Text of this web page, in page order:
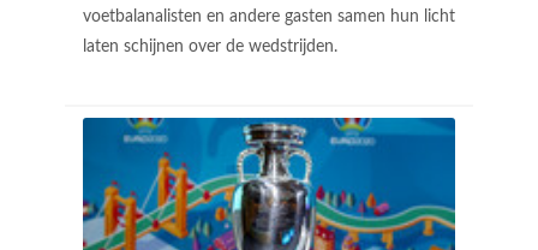
voetbalanalisten en andere gasten samen hun licht
laten schijnen over de wedstrijden.